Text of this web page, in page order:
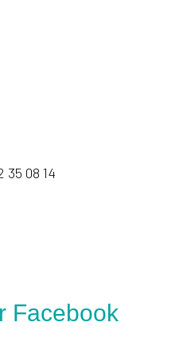
35 08 14
Facebook